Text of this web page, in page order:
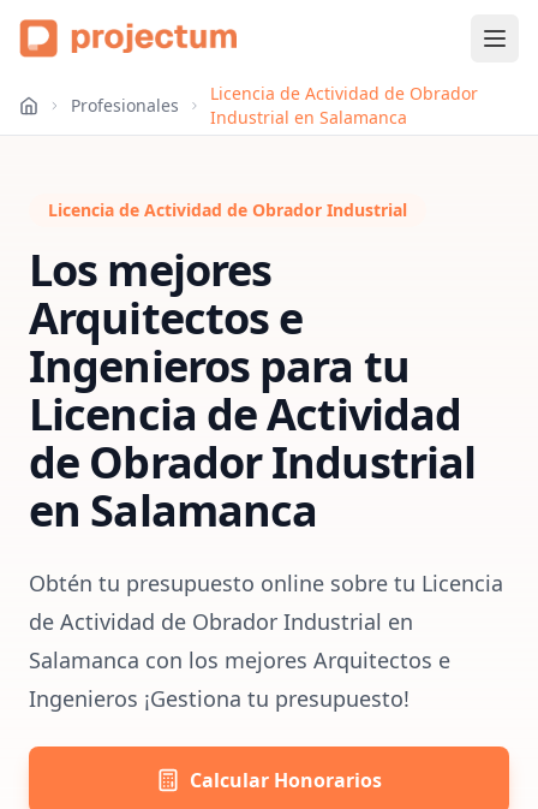
Profesionales
Licencia de Actividad de Obrador
Industrial en Salamanca
Licencia de Actividad de Obrador Industrial
Los mejores
Arquitectos e
Ingenieros para tu
Licencia de Actividad
de Obrador Industrial
en Salamanca
Obtén tu presupuesto online sobre tu Licencia
de Actividad de Obrador Industrial en
Salamanca con los mejores Arquitectos e
Ingenieros ¡Gestiona tu presupuesto!
Calcular Honorarios